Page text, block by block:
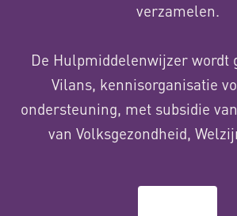
verzamelen.
De Hulpmiddelenwijzer wordt
Vilans, kennisorganisatie
ondersteuning, met subsidie
van Volksgezondheid,